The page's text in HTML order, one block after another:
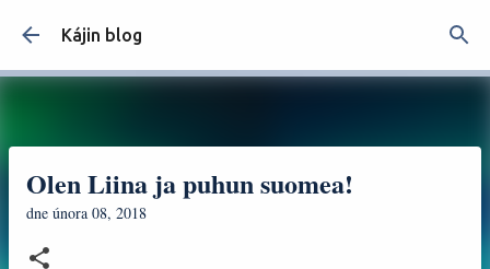
Kájin blog
Olen Liina ja puhun suomea!
dne února 08, 2018